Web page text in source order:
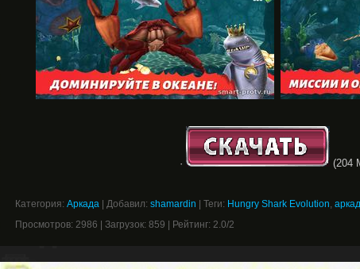
· (204
Категория: Аркада Добавил: shamardin Теги: Hungry Shark Evolution,
Просмотров: 2986 Загрузок: 859 Рейтинг: 2.0/2